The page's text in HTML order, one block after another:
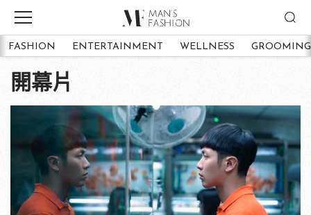
FASHION ENTERTAINMENT WELLNESS GROOMING
開幕片